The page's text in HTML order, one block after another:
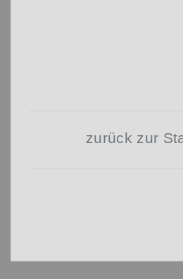
zurück zur